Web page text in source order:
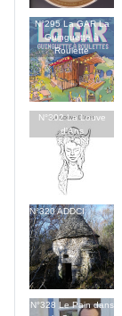
N°295 La GAR La
Guinguette à
Roulette
N°302 La Louve
d'Ans
N°320 ADDCI
N°328 Le Pain dans